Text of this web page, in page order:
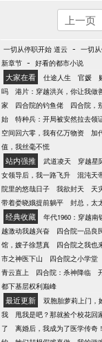
上一页
一切从停职开始 道云 - 一切
新章节 - 好看的都市小说
大家在看 仕途人生 官媛
吗
港片：穿越洪兴，你让我做
家
四合院的钓鱼佬 四合院，
始
特种兵：开局被安然拉去领
空间回六零，我有亿万物资
加
值，我丝毫不慌
站内强推 武道凌天 穿越星
女领导后，我一路飞升
混沌天
院里的悠哉日子
我欲封天 天
带着娄晓娥提前躺平
封总，太
经典收藏 年代1960：穿越南
越激动我越兴奋
四合院一品良
馆，嫂子徐慧真
四合院之我也
市之神医下山
四合院之小学堂
青云直上
四合院：杀神降临
都下基层权利巅峰
最近更新 双胞胎萝莉上门，
我
甩我是吧？那就捡个校花回
了
离婚后，我成为了医学传奇！